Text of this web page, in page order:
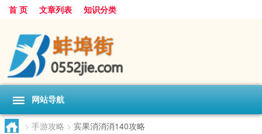
首 页 文章列表 知识分类
网站导航
> 手游攻略 > 宾果消消消140攻略